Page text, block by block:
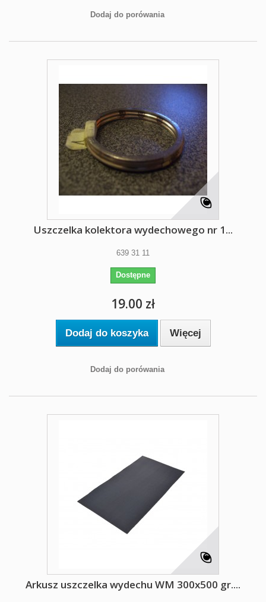
Dodaj do porówania
Uszczelka kolektora wydechowego nr 1...
639 31 11
Dostępne
19.00 zł
Dodaj do koszyka Więcej
Dodaj do porówania
Arkusz uszczelka wydechu WM 300x500 gr....